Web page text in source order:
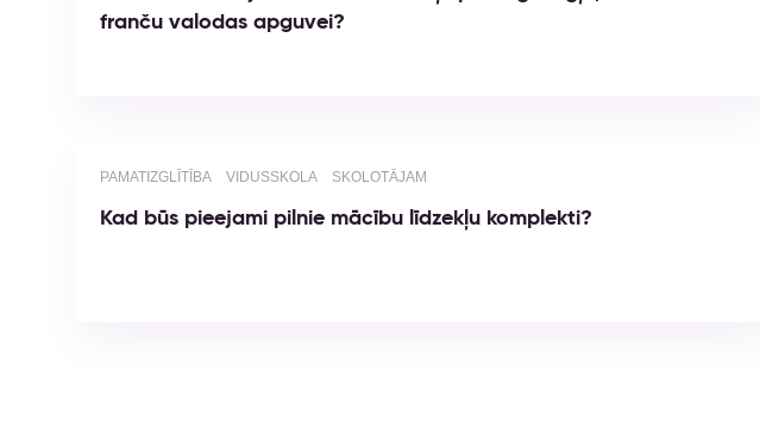
franču valodas apguvei?
PAMATIZGLĪTĪBA VIDUSSKOLA SKOLOTĀJAM
Kad būs pieejami pilnie mācību līdzekļu komplekti?